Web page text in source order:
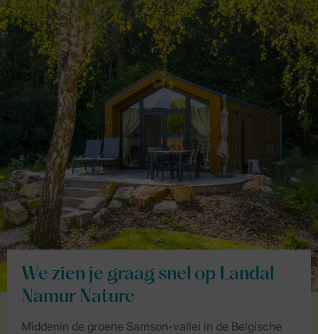
We zien je graag snel op Landal
Namur Nature
Middenin de groene Samson-vallei in de Belgische